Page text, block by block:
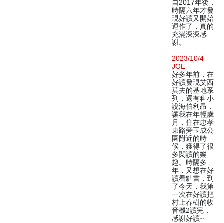
自2017年後，
時隔六年才發
現好讀又開始
運作了，真的
充滿深深感
謝。
2023/10/4
JOE
好多年前，在
好讀發現艾西
莫夫的基地系
列，還有科小
說海伯利昂，
讓我在年輕歲
月，住在忠孝
東路旁玉成公
園附近的時
候，獲得了很
多閱讀的樂
趣。時隔多
年，又想在好
讀看點書，到
了今天，我第
一次在好讀把
村上春樹的收
音機2讀完，
感謝好讀~